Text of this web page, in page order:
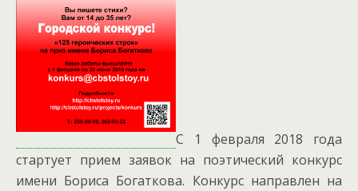
С 1 февраля 2018 года
стартует прием заявок на поэтический конкурс
имени Бориса Богаткова. Конкурс направлен на